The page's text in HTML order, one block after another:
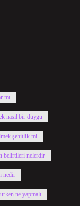
mı
nasıl bir duygu
şehitlik mi
belirtileri nelerdir
nedir
ne yapmalı